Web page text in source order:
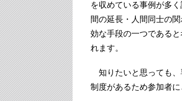
を収めている事例が多
間の延長・人間同士の
効な手段の一つである
れます。
知りたいと思っても、
制度があるため参加者